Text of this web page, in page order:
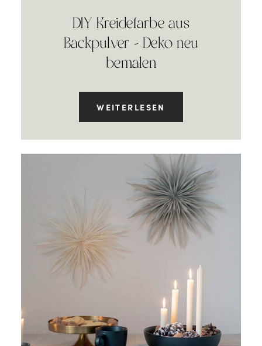
DIY Kreidefarbe aus
Backpulver – Deko neu
bemalen
WEITERLESEN